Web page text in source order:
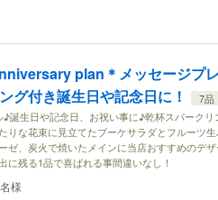
plan＊メッセージプ
グ付き誕生日や記念日に！
7品
誕生日や記念日、お祝い事に♪乾杯スパークリ
りな花束に見立てたブーケサラダとフルーツ生
ゼ、炭火で焼いたメインに当店おすすめのデザ
残る1品で喜ばれる事間違いなし！
様